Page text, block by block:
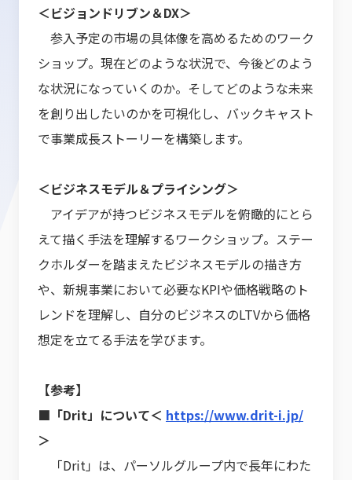
＜ビジョンドリブン＆DX＞
参入予定の市場の具体像を高めるためのワーク
ショップ。現在どのような状況で、今後どのよう
な状況になっていくのか。そしてどのような未来
を創り出したいのかを​可視化し、バックキャスト
で事業成長ストーリーを構築します。
＜ビジネスモデル＆プライシング＞
アイデアが持つビジネスモデルを俯瞰的にとら
えて描く手法を理解するワークショップ。ステー
クホルダーを踏まえたビジネスモデルの描き方
や、新規事業において必要なKPIや価格戦略のト
レンドを理解し、自分のビジネスのLTVから価格
想定を立てる手法を学びます。
【参考】
■「Drit」について＜ https://www.drit-i.jp/
＞
「Drit」は、パーソルグループ内で長年にわた